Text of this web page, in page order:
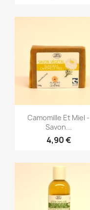
Aperçu rapide
Camomille Et Miel -
Savon...
4,90 €